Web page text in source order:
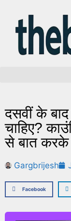
दसवीं के
चाहिए?
से बात करके
Gargbrijesh
Facebook